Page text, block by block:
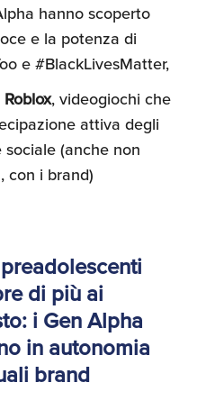
hanno scoperto
e la potenza di
e #BlackLivesMatter,
Roblox, videogiochi che
attiva degli
(anche non
con i brand)
di più ai
i Gen Alpha
in autonomia
brand